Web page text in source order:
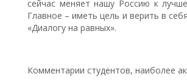
сейчас меняет нашу Россию к
Главное – иметь цель и верить в
«Диалогу на равных».
Комментарии студентов, наиболее